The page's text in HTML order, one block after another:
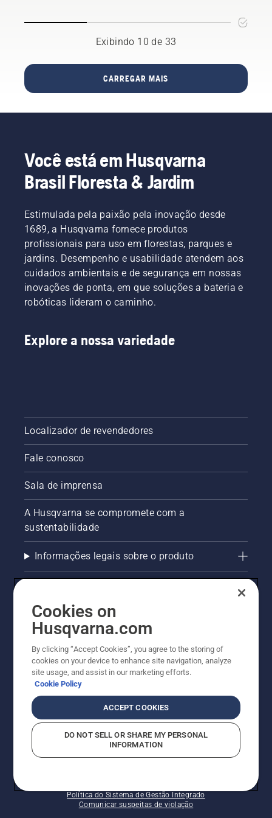
respostas
no ramo.
sua
Mas e se
secas
marrons
arruinarem
preocupe.
está um
passo-a-
passo
sobre
como
reparar
um
gramado
irregular.
adubar
gramado
de
grama e
Exibindo 10 de 33
CARREGAR MAIS
Você está em Husqvarna
Brasil Floresta & Jardim
Estimulada pela paixão pela inovação desde
1689, a Husqvarna fornece produtos
profissionais para uso em florestas, parques e
jardins. Desempenho e usabilidade atendem aos
cuidados ambientais e de segurança em nossas
inovações de ponta, em que soluções a bateria e
robóticas lideram o caminho.
Explore a nossa variedade
Localizador de revendedores
Fale conosco
Sala de imprensa
A Husqvarna se compromete com a
sustentabilidade
Informações legais sobre o produto
Outros sites Husqvarna
Trabalhe Conosco
Política do Sistema de Gestão Integrado
Comunicar suspeitas de violação
Cookies on
Husqvarna.com
By clicking “Accept Cookies”, you agree to the storing of
cookies on your device to enhance site navigation, analyze
site usage, and assist in our marketing efforts.
Cookie Policy
ACCEPT COOKIES
DO NOT SELL OR SHARE MY PERSONAL
INFORMATION